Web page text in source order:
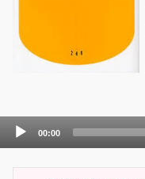
Audio
00:00